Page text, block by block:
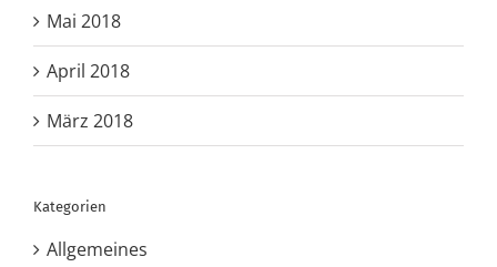
Mai 2018
April 2018
März 2018
Kategorien
Allgemeines